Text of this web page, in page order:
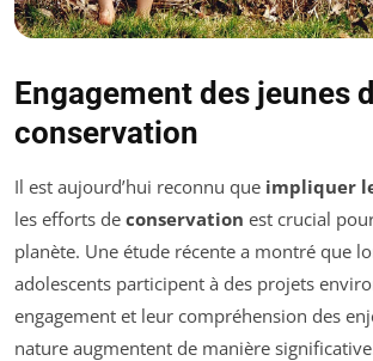
Engagement des jeunes
conservation
Il est aujourd’hui reconnu que impliquer
les efforts de conservation est crucial
planète. Une étude récente a montré que
adolescents participent à des projets
engagement et leur compréhension des
nature augmentent de manière